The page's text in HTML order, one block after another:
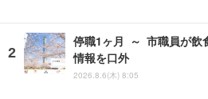
停職1ヶ月 ～ 市職員が飲
情報を口外
2026.8.6(木) 8:05